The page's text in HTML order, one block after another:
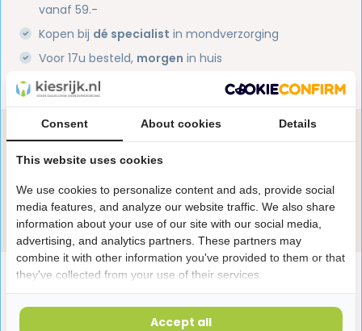
vanaf 59.-
Kopen bij dé specialist in mondverzorging
Voor 17u besteld, morgen in huis
1 miljoen+tevreden klanten
Productomschrijving
Heb je een vraag over dit product?
Onze specialisten helpen je graag! Spreek ons aan
Stuur e-mail
Consent About cookies Details
This website uses cookies
We use cookies to personalize content and ads, provide social
media features, and analyze our website traffic. We also share
information about your use of our site with our social media,
advertising, and analytics partners. These partners may
combine it with other information you've provided to them or that
they've collected from your use of their services.
Accept all